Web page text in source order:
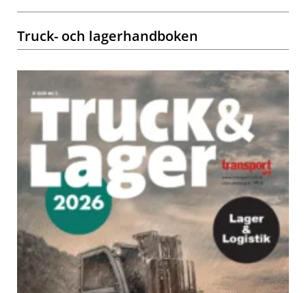
Truck- och lagerhandboken